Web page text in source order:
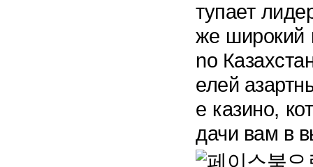
тупает
же широкий
no
елей
е казино,
дачи вам в